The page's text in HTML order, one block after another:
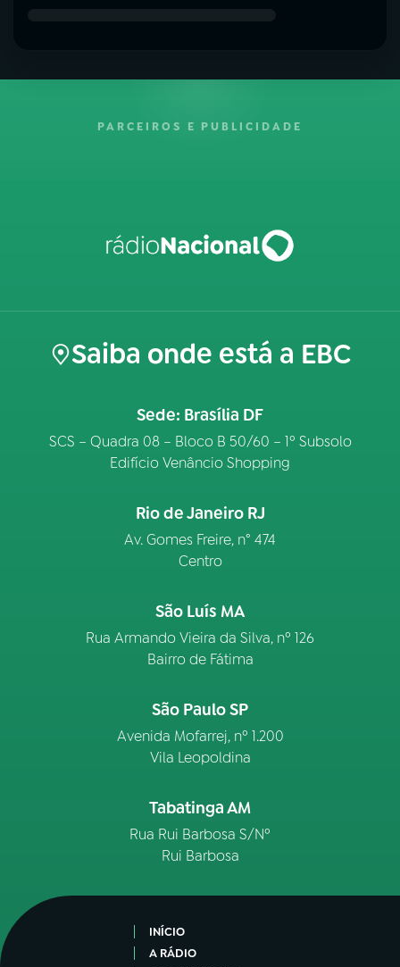
PARCEIROS E PUBLICIDADE
Saiba onde está a EBC
Sede: Brasília DF
SCS – Quadra 08 – Bloco B 50/60 – 1º Subsolo
Edifício Venâncio Shopping
Rio de Janeiro RJ
Av. Gomes Freire, n° 474
Centro
São Luís MA
Rua Armando Vieira da Silva, nº 126
Bairro de Fátima
São Paulo SP
Avenida Mofarrej, nº 1.200
Vila Leopoldina
Tabatinga AM
Rua Rui Barbosa S/Nº
Rui Barbosa
INÍCIO
A RÁDIO